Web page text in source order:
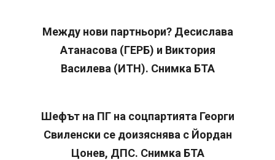
Между нови партньори? Десислава
Атанасова (ГЕРБ) и Виктория
Василева (ИТН). Снимка БТА
Шефът на ПГ на соцпартията Георги
Свиленски се доизяснява с Йордан
Цонев, ДПС. Снимка БТА